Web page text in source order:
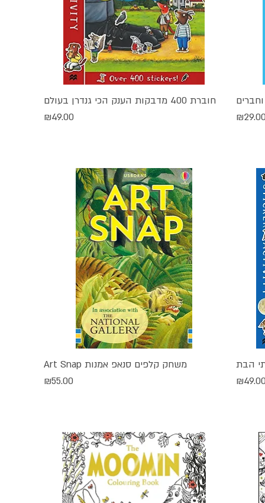
מחיר
₪29.00
תצוגה מהירה
חוברת 400 מדבקות הענק הכי גנדרן בעולם
מחיר
₪49.00
מחיר
₪49.00
תצוגה מהירה
משחק קלפים סנאפ אמנות Art Snap
מחיר
₪55.00